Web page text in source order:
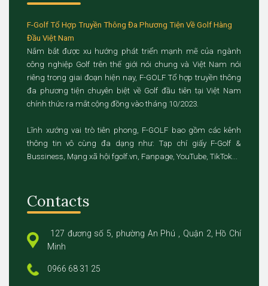
F-Golf Tổ Hợp Truyền Thông Đa Phương Tiện Về Golf Hàng
Đầu Việt Nam
Nắm bắt được xu hướng phát triển mạnh mẽ của ngành
công nghiệp Golf trên thế giới nói chung và Việt Nam nói
riêng trong giai đoạn hiện nay, F-GOLF Tổ hợp truyền thông
đa phương tiện chuyên biệt về Golf đầu tiên tại Việt Nam
chính thức ra mắt cộng đồng vào tháng 10/2023.
Lĩnh xướng vai trò tiên phong, F-GOLF bao gồm các kênh
thông tin vô cùng đa dạng như: Tạp chí giấy F-Golf &
Bussiness, Mạng xã hội fgolf.vn, Fanpage, YouTube, TikTok...
Contacts
127 đương số 5, phường An Phú , Quận 2, Hồ Chí
Minh
0966 68 31 25